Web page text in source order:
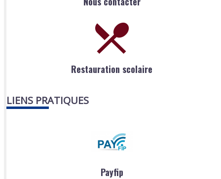
Restauration scolaire
LIENS PRATIQUES
Payfip